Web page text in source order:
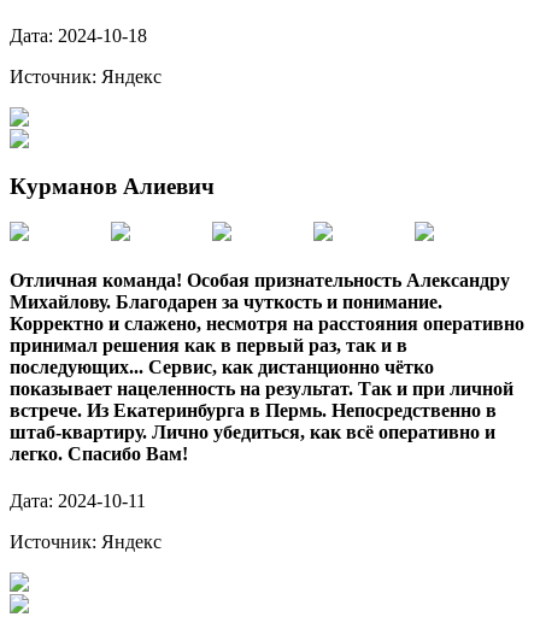
Дата: 2024-10-18
Источник: Яндекс
Курманов Алиевич
Отличная команда! Особая признательность Александру
Михайлову. Благодарен за чуткость и понимание.
Корректно и слажено, несмотря на расстояния оперативно
принимал решения как в первый раз, так и в
последующих... Сервис, как дистанционно чётко
показывает нацеленность на результат. Так и при личной
встрече. Из Екатеринбурга в Пермь. Непосредственно в
штаб-квартиру. Лично убедиться, как всё оперативно и
легко. Спасибо Вам!
Дата: 2024-10-11
Источник: Яндекс